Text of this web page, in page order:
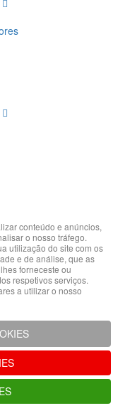
conteúdo e anúncios,
o nosso tráfego.
utilização do site com os
e de análise, que as
forneceste ou
respetivos serviços.
a utilizar o nosso